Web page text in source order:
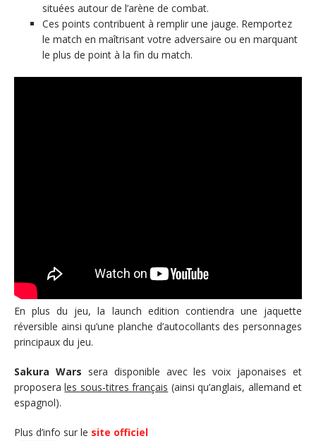
situées autour de l’arène de combat.
Ces points contribuent à remplir une jauge. Remportez
le match en maîtrisant votre adversaire ou en marquant
le plus de point à la fin du match.
En plus du jeu, la launch edition contiendra une jaquette
réversible ainsi qu’une planche d’autocollants des personnages
principaux du jeu.
Sakura Wars sera disponible avec les voix japonaises et
proposerales sous-titres français (ainsi qu’anglais, allemand et
espagnol).
Plus d’info sur le site officiel